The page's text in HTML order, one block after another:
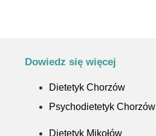
Dowiedz się więcej
Dietetyk Chorzów
Psychodietetyk Chorzów
Dietetyk Mikołów